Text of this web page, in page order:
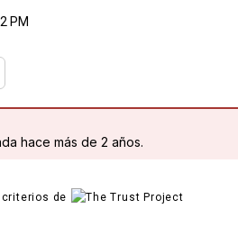
PM
hace más de 2 años.
de